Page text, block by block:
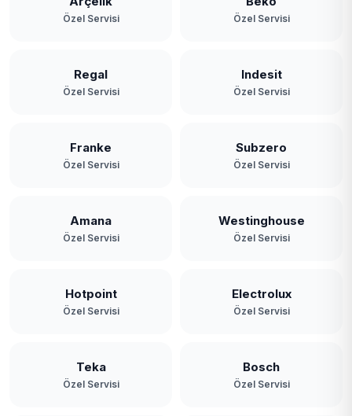
Yeniköy
Özel Servisi Özel Servisi
Regal
Özel Servisi
Indesit
Özel Servisi
Franke
Özel Servisi
Subzero
Özel Servisi
Amana
Özel Servisi
Westinghouse
Özel Servisi
Hotpoint
Özel Servisi
Electrolux
Özel Servisi
Teka
Özel Servisi
Bosch
Özel Servisi